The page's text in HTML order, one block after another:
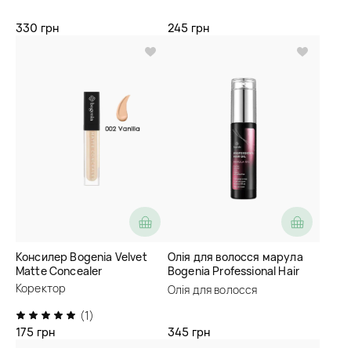
330 грн 245 грн
Консилер Bogenia Velvet
Matte Concealer
Коректор
(1)
175 грн
Олія для волосся марула
Bogenia Professional Hair
Marula Oil
Олія для волосся
345 грн